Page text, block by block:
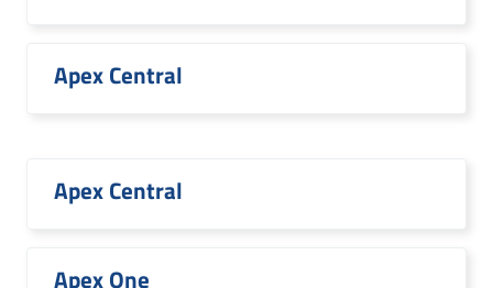
Apex Central
Apex Central
Apex One